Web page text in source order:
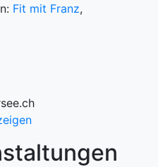
Fit mit Franz,